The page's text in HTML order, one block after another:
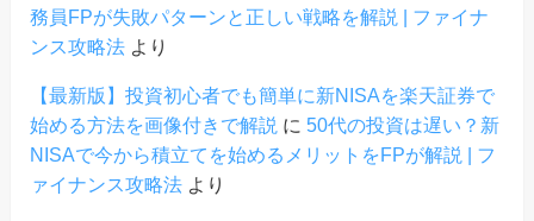
務員FPが失敗パターンと正しい戦略を解説 | ファイナ
ンス攻略法より
【最新版】投資初心者でも簡単に新NISAを楽天証券で
始める方法を画像付きで解説 に 50代の投資は遅い？新
NISAで今から積立てを始めるメリットをFPが解説 | フ
ァイナンス攻略法より